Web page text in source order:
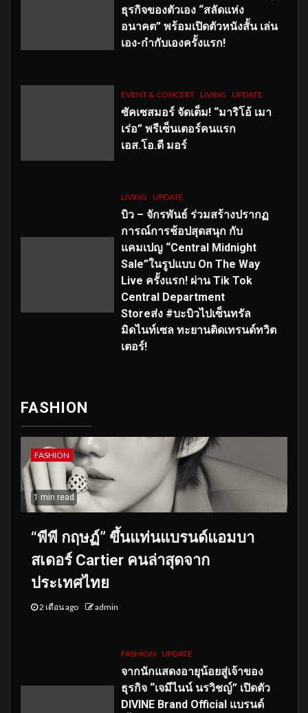
ธุรกิจของตัวเอง “สลัดแห่ง
อนาคต” พร้อมเปิดตัวหนังสั้น เล่น
เอง-กำกับเองครั้งแรก!
EVENT & CONCERT LIVING UPDATE
ซัคเซสมอร์ จัดเต็ม! “มาริโอ้ เมา
เร่อ” พรีเซ็นเตอร์คนแรก
เอส.โอ.ดี มอร์
LIVING UPDATE
บิว – จักรพันธ์ ร่วมสร้างปรากฏ
การณ์การช้อปสุดสนุก กับ
แคมเปญ “Central Midnight
Sale”ในรูปแบบ On The Way
Live ครั้งแรก! ผ่าน Tik Tok
Central Department
Storeส่ง #บะบิวไปเซ็นทรัล
มิดไนท์เซล ทะยานติดเทรนด์ทวิต
เตอร์!
FASHION
FASHION
1 min read
“พีพี กฤษฏ์” ขึ้นแท่นแบรนด์แอมบา
สเดอร์ Cartier คนล่าสุดจาก
ประเทศไทย
2 เดือน ago admin
FASHION UPDATE
จากนักแสดงอายุน้อยสู่เจ้าของ
ธุรกิจ “เจมีไนน์ นรวิชญ์” เปิดตัว
DIVINE Brand Official แบรนด์